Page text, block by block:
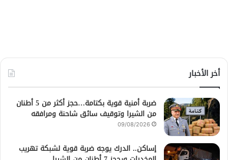
أخر الأخبار
ضربة أمنية قوية بكتامة…حجز أكثر من 5 أطنان
من الشيرا وتوقيف سائق شاحنة ومرافقه
09/08/2026
إساكن.. الدرك يوجه ضربة قوية لشبكة تهريب